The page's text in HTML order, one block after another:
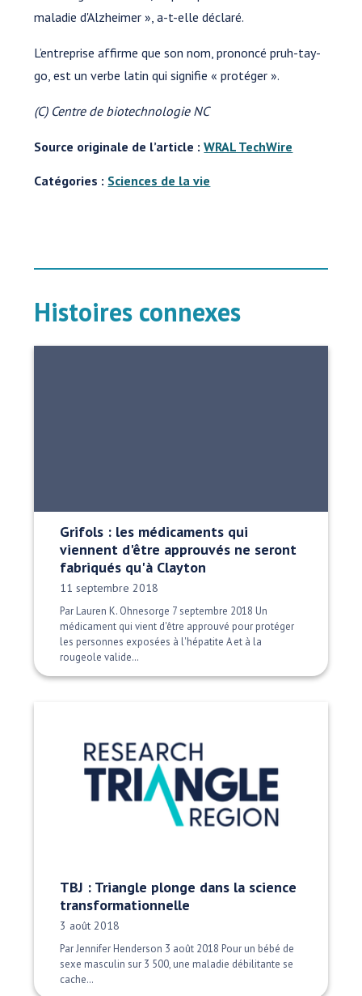
maladie d'Alzheimer », a-t-elle déclaré.
L’entreprise affirme que son nom, prononcé pruh-tay-
go, est un verbe latin qui signifie « protéger ».
(C) Centre de biotechnologie NC
Source originale de l’article :WRAL TechWire
Catégories : Sciences de la vie
Histoires connexes
Grifols : les médicaments qui
viennent d'être approuvés ne seront
fabriqués qu'à Clayton
Date publiée:
11 septembre 2018
Par Lauren K. Ohnesorge 7 septembre 2018 Un
médicament qui vient d'être approuvé pour protéger
les personnes exposées à l'hépatite A et à la
rougeole valide…
TBJ : Triangle plonge dans la science
transformationnelle
Date publiée:
3 août 2018
Par Jennifer Henderson 3 août 2018 Pour un bébé de
sexe masculin sur 3 500, une maladie débilitante se
cache…